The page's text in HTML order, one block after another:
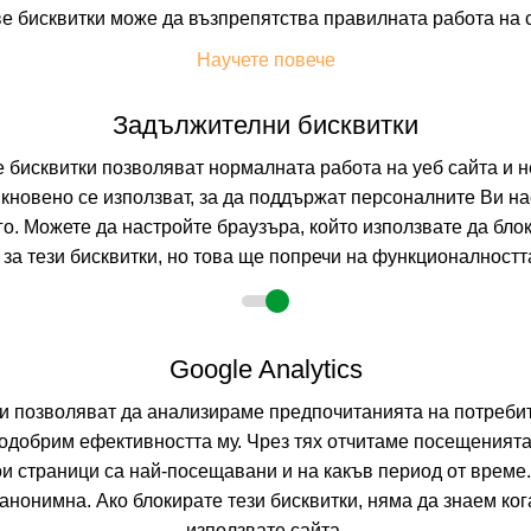
DESERT
ХУРГАДА, EGYPT
9.5 (от 2
Пълно описание
JASMINE
бисквитки може да възпрепятства правилната работа на
Научете повече
Задължителни бисквитки
позволяват нормалната работа на уеб сайта и
се използват, за да поддържат персоналните Ви
Можете да настройте браузъра, който използвате да
тези бисквитки, но това ще попречи на
Google Analytics
позволяват да анализираме предпочитанията на
ефективността му. Чрез тях отчитаме
страници са най-посещавани и на какъв период от
Ако блокирате тези бисквитки, няма да знаем